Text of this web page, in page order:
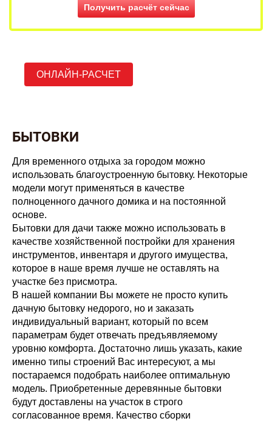
ОНЛАЙН-РАСЧЕТ
БЫТОВКИ
Для временного отдыха за городом можно
использовать благоустроенную бытовку. Некоторые
модели могут применяться в качестве
полноценного дачного домика и на постоянной
основе.
Бытовки для дачи также можно использовать в
качестве хозяйственной постройки для хранения
инструментов, инвентаря и другого имущества,
которое в наше время лучше не оставлять на
участке без присмотра.
В нашей компании Вы можете не просто купить
дачную бытовку недорого, но и заказать
индивидуальный вариант, который по всем
параметрам будет отвечать предъявляемому
уровню комфорта. Достаточно лишь указать, какие
именно типы строений Вас интересуют, а мы
постараемся подобрать наиболее оптимальную
модель. Приобретенные деревянные бытовки
будут доставлены на участок в строго
согласованное время. Качество сборки